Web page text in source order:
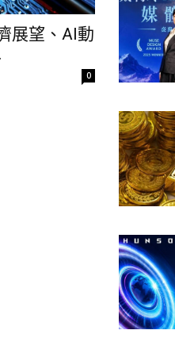
展望、AI動
0